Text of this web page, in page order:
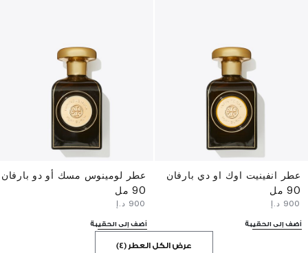
عطر انفينيت اوك او دي بارفان
90 مل
أضف إلى الحقيبة
عطر لومينوس مسك أو دو بارفان
90 مل
أضف إلى الحقيبة
عرض الكل العطر (4)